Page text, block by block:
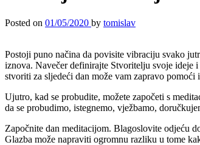
Posted on 01/05/2020 by tomislav
Postoji puno načina da povisite vibraciju svako
iznova. Navečer definirajte Stvoritelju svoje ideje
stvoriti za sljedeći dan može vam zapravo
Ujutro, kad se probudite, možete započeti s
da se probudimo, istegnemo, vježbamo,
Započnite dan meditacijom. Blagoslovite odjeću
Glazba može napraviti ogromnu razliku u tome